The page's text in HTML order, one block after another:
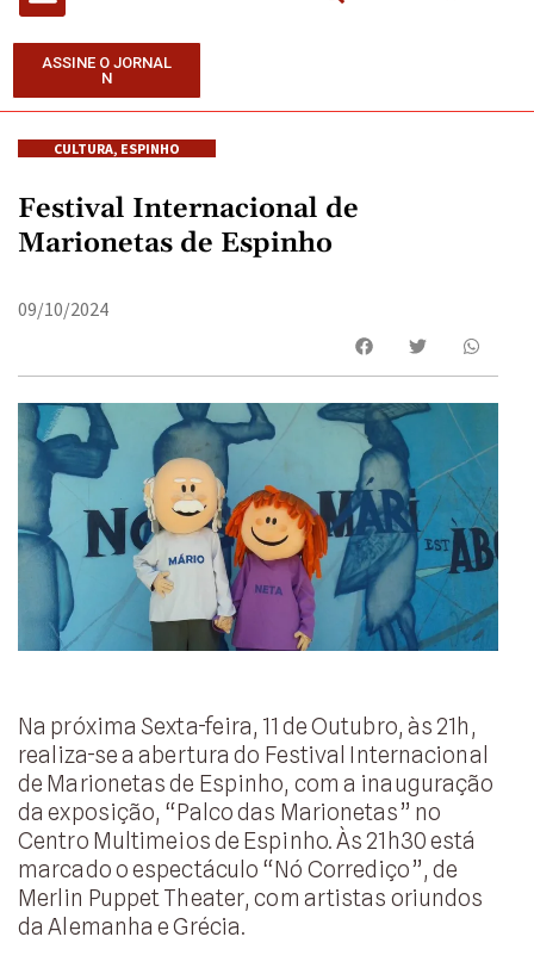
ASSINE O JORNAL
N
CULTURA, ESPINHO
Festival Internacional de
Marionetas de Espinho
09/10/2024
Na próxima Sexta-feira, 11 de Outubro, às 21h,
realiza-se a abertura do Festival Internacional
de Marionetas de Espinho, com a inauguração
da exposição, “Palco das Marionetas” no
Centro Multimeios de Espinho. Às 21h30 está
marcado o espectáculo “Nó Corrediço”, de
Merlin Puppet Theater, com artistas oriundos
da Alemanha e Grécia.